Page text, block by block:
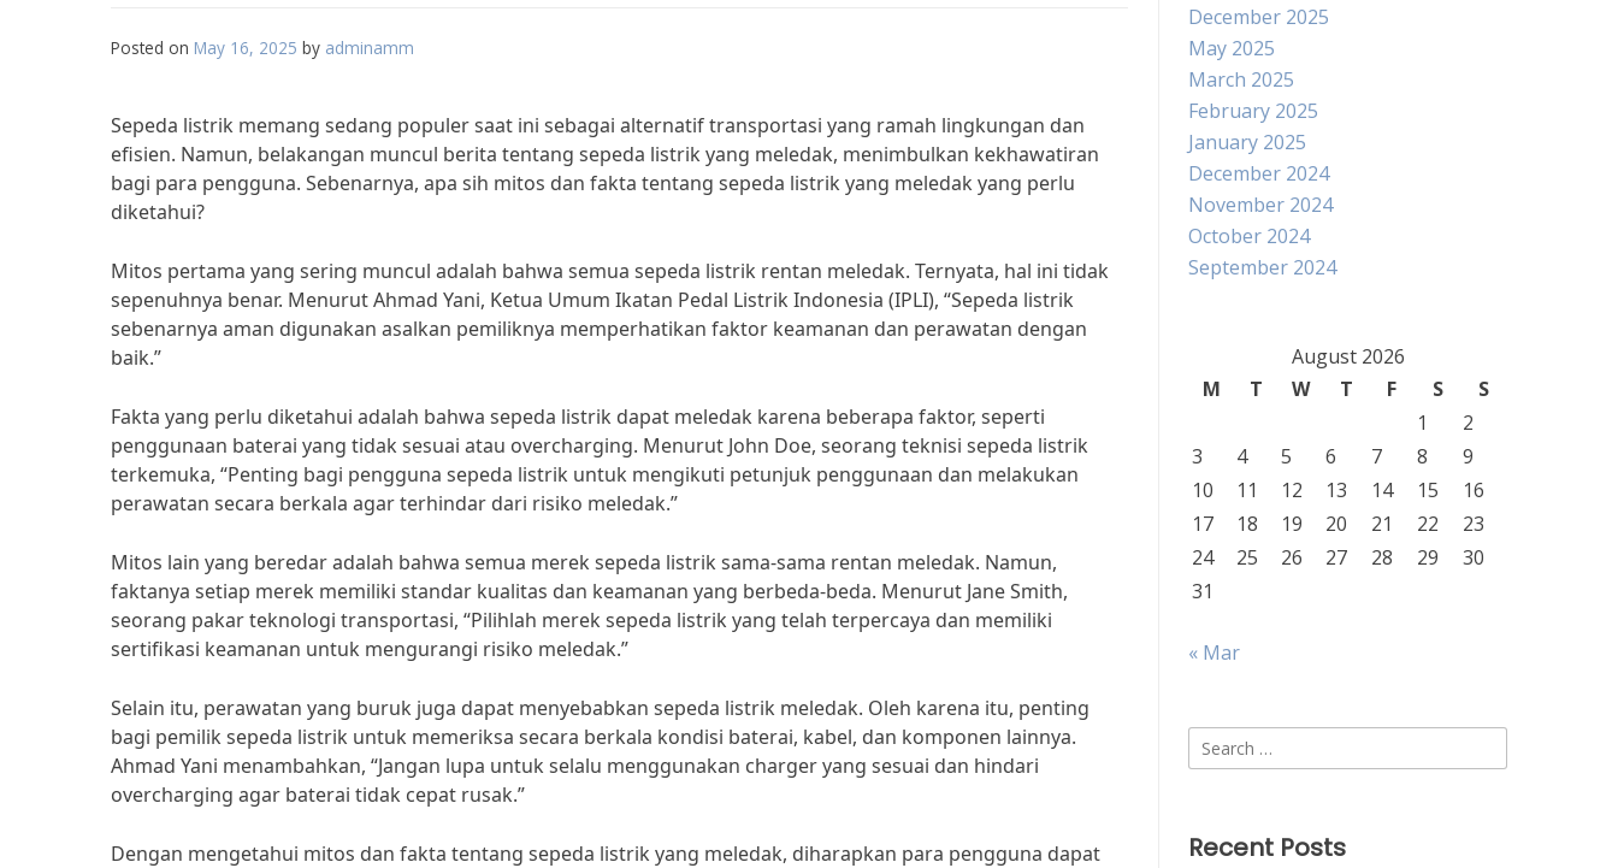
Posted on May 16, 2025 by adminamm
Sepeda listrik memang sedang populer saat ini sebagai alternatif transportasi yang ramah lingkungan dan
efisien. Namun, belakangan muncul berita tentang sepeda listrik yang meledak, menimbulkan kekhawatiran
bagi para pengguna. Sebenarnya, apa sih mitos dan fakta tentang sepeda listrik yang meledak yang perlu
diketahui?
Mitos pertama yang sering muncul adalah bahwa semua sepeda listrik rentan meledak. Ternyata, hal ini tidak
sepenuhnya benar. Menurut Ahmad Yani, Ketua Umum Ikatan Pedal Listrik Indonesia (IPLI), “Sepeda listrik
sebenarnya aman digunakan asalkan pemiliknya memperhatikan faktor keamanan dan perawatan dengan
baik.”
Fakta yang perlu diketahui adalah bahwa sepeda listrik dapat meledak karena beberapa faktor, seperti
penggunaan baterai yang tidak sesuai atau overcharging. Menurut John Doe, seorang teknisi sepeda listrik
terkemuka, “Penting bagi pengguna sepeda listrik untuk mengikuti petunjuk penggunaan dan melakukan
perawatan secara berkala agar terhindar dari risiko meledak.”
Mitos lain yang beredar adalah bahwa semua merek sepeda listrik sama-sama rentan meledak. Namun,
faktanya setiap merek memiliki standar kualitas dan keamanan yang berbeda-beda. Menurut Jane Smith,
seorang pakar teknologi transportasi, “Pilihlah merek sepeda listrik yang telah terpercaya dan memiliki
sertifikasi keamanan untuk mengurangi risiko meledak.”
Selain itu, perawatan yang buruk juga dapat menyebabkan sepeda listrik meledak. Oleh karena itu, penting
bagi pemilik sepeda listrik untuk memeriksa secara berkala kondisi baterai, kabel, dan komponen lainnya.
Ahmad Yani menambahkan, “Jangan lupa untuk selalu menggunakan charger yang sesuai dan hindari
overcharging agar baterai tidak cepat rusak.”
Dengan mengetahui mitos dan fakta tentang sepeda listrik yang meledak, diharapkan para pengguna dapat
December 2025
May 2025
March 2025
February 2025
January 2025
December 2024
November 2024
October 2024
September 2024
August 2026
M
T W T F S
S
1
2
3
4 5 6 7 8
9
10
11 12 13 14 15
16
17
18 19 20 21 22
23
24
25 26 27 28 29
30
31
« Mar
Search
for:
Recent Posts